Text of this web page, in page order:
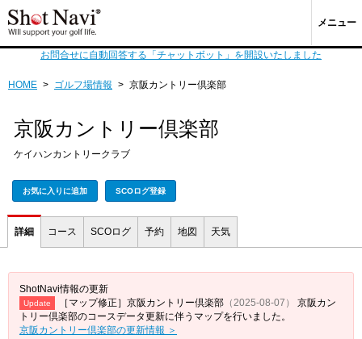
メニュー
お問合せに自動回答する「チャットボット」を開設いたしました
HOME > ゴルフ場情報 > 京阪カントリー倶楽部
京阪カントリー倶楽部
ケイハンカントリークラブ
お気に入りに追加 SCOログ登録
詳細 コース SCOログ 予約 地図 天気
ShotNavi情報の更新
Update ［マップ修正］京阪カントリー倶楽部 （2025-08-07）
京阪カン
トリー倶楽部のコースデータ更新に伴うマップを行いました。
京阪カントリー倶楽部の更新情報 ＞